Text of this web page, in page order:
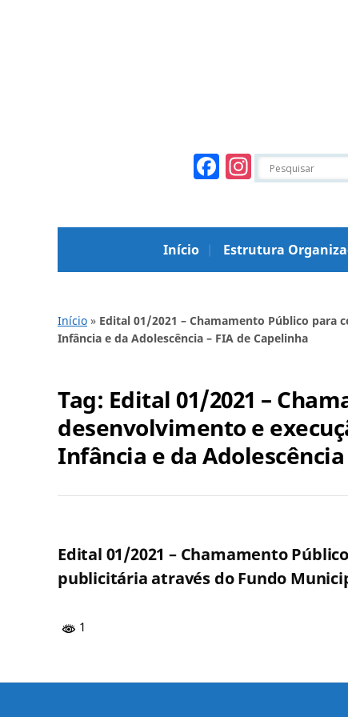
Facebook
Início Estrutura
Início » Edital 01/2021 – Chamamento Público para
Infância e da Adolescência – FIA de Capelinha
Tag: Edital 01/2021 –
desenvolvimento e
Infância e da
Edital 01/2021 – Chamamento
publicitária através do Fundo
1